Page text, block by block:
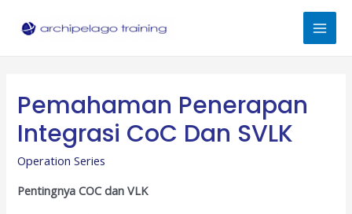
Pemahaman Penerapan
Integrasi CoC Dan SVLK
Operation Series
Pentingnya COC dan VLK